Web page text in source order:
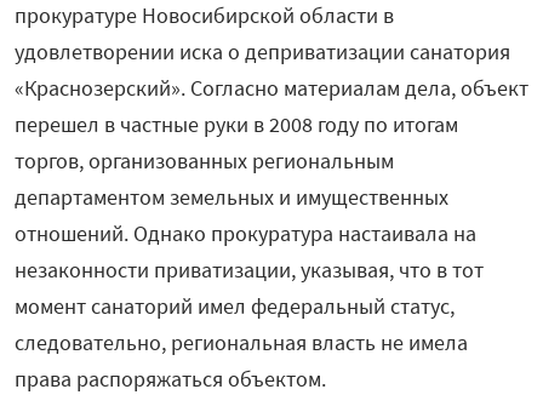
прокуратуре Новосибирской области в
удовлетворении иска о деприватизации санатория
«Краснозерский». Согласно материалам дела, объект
перешел в частные руки в 2008 году по итогам
торгов, организованных региональным
департаментом земельных и имущественных
отношений. Однако прокуратура настаивала на
незаконности приватизации, указывая, что в тот
момент санаторий имел федеральный статус,
следовательно, региональная власть не имела
права распоряжаться объектом.